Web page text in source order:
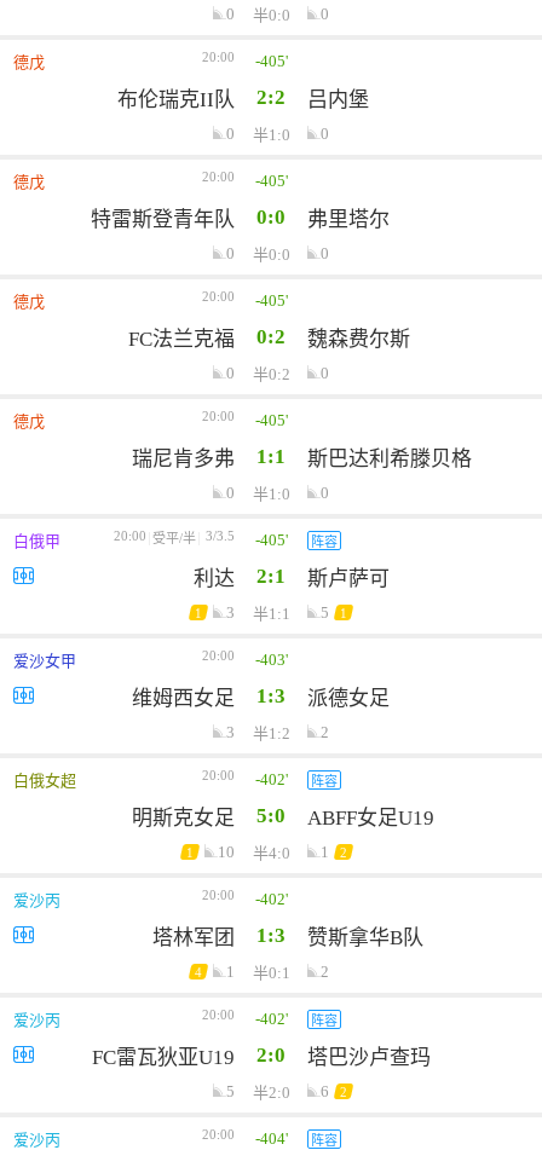
0 半0:0 0
德戊 20:00 -405'
布伦瑞克II队 2:2 吕内堡
0 半1:0 0
德戊 20:00 -405'
特雷斯登青年队 0:0 弗里塔尔
0 半0:0 0
德戊 20:00 -405'
FC法兰克福 0:2 魏森费尔斯
0 半0:2 0
德戊 20:00 -405'
瑞尼肯多弗 1:1 斯巴达利希滕贝格
0 半1:0 0
白俄甲 20:00 受平/半 3/3.5 -405' 阵容
利达 2:1 斯卢萨可
1 3 半1:1 5 1
爱沙女甲 20:00 -403'
维姆西女足 1:3 派德女足
3 半1:2 2
白俄女超 20:00 -402' 阵容
明斯克女足 5:0 ABFF女足U19
1 10 半4:0 1 2
爱沙丙 20:00 -402'
塔林军团 1:3 赞斯拿华B队
4 1 半0:1 2
爱沙丙 20:00 -402' 阵容
FC雷瓦狄亚U19 2:0 塔巴沙卢查玛
5 半2:0 6 2
爱沙丙 20:00 -404' 阵容